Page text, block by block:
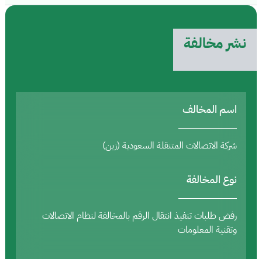
نشر مخالفة
اسم المخالف
شركة الاتصالات المتنقلة السعودية (زين)
نوع المخالفة
رفض طلبات تنفيذ انتقال الرقم بالمخالفة لنظام الاتصالات
وتقنية المعلومات